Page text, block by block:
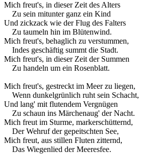
Mich freut's, in dieser Zeit des Alters
Zu sein mitunter ganz ein Kind
Und zickzack wie der Flug des Falters
Zu taumeln hin im Blütenwind.
Mich freut's, behaglich zu verstummen,
Indes geschäftig summt die Stadt.
Mich freut's, in dieser Zeit der Summen
Zu handeln um ein Rosenblatt.
Mich freut's, gestreckt im Meer zu liegen,
Wenn dunkelgrünlich ruht sein Schacht,
Und lang' mit flutendem Vergnügen
Zu schaun ins Märchenaug' der Nacht.
Mich freut im Sturme, markerschütternd,
Der Wehruf der gepeitschten See,
Mich freut, aus stillen Fluten zitternd,
Das Wiegenlied der Meeresfee.